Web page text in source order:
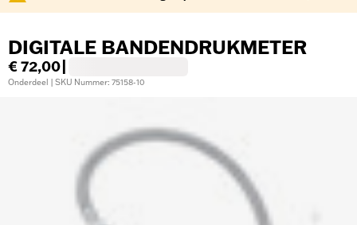
DIGITALE BANDENDRUKMETER
€ 72,00
Onderdeel | SKU Nummer: 75158-10